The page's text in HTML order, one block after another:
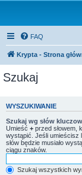
FAQ
Krypta - Strona
Szukaj
WYSZUKIWANIE
Szukaj wg słów
Umieść + przed słowem,
wystąpić. Jeśli umieścisz
słów będzie musiało
ciągu znaków.
Szukaj wszystkich